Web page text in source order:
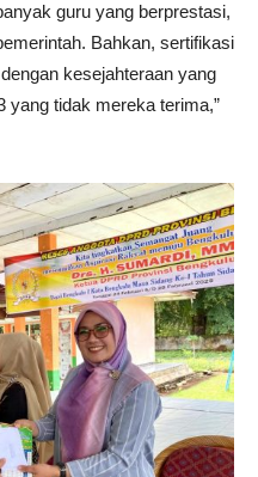
guru yang berprestasi,
Bahkan, sertifikasi
kesejahteraan yang
yang tidak mereka terima,”